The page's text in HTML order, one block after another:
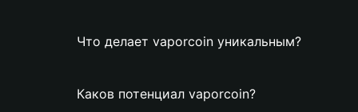
Что делает vaporcoin уникальным?
Каков потенциал vaporcoin?